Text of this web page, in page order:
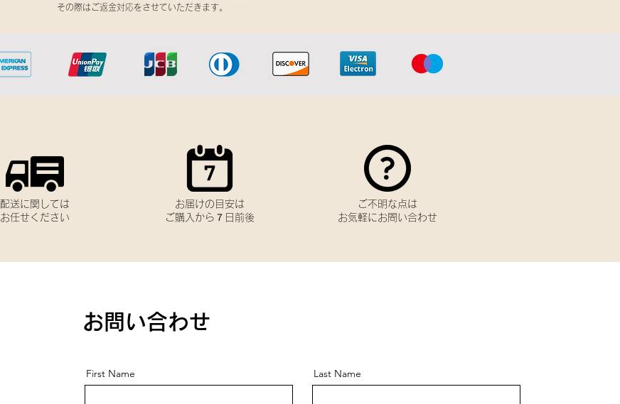
その際はご返金対応をさせていただきます。
お届けの目安は
ご購入から７日前後
配送に関しては
お任せください
​ご不明な点は
お気軽にお問い合わせ
お問い合わせ
First Name Last Name